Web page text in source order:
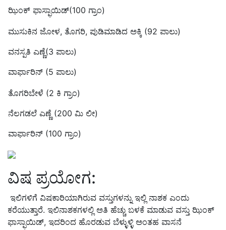
ಝಿಂಕ್ ಫಾಸ್ಫಾಯಿಡ್(100 ಗ್ರಾಂ)
ಮುಸುಕಿನ ಜೋಳ, ತೊಗರಿ, ಪುಡಿಮಾಡಿದ ಅಕ್ಕಿ (92 ಪಾಲು)
ವನಸ್ಪತಿ ಎಣ್ಣೆ(3 ಪಾಲು)
ವಾರ್ಫಾರಿನ್ (5 ಪಾಲು)
ತೊಗರಿಬೇಳೆ (2 ಕಿ ಗ್ರಾಂ)
ನೆಲಗಡಲೆ ಎಣ್ಣೆ (200 ಮಿ ಲೀ)
ವಾರ್ಫಾರಿನ್ (100 ಗ್ರಾಂ)
ವಿಷ ಪ್ರಯೋಗ:
ಇಲಿಗಳಿಗೆ ವಿಷಕಾರಿಯಾಗಿರುವ ವಸ್ತುಗಳನ್ನು ಇಲ್ಲಿ ನಾಶಕ ಎಂದು
ಕರೆಯುತ್ತಾರೆ. ಇಲಿನಾಶಕಗಳಲ್ಲಿ ಅತಿ ಹೆಚ್ಚು ಬಳಕೆ ಮಾಡುವ ವಸ್ತು ಝಿಂಕ್
ಫಾಸ್ಫಾಯಿಡ್, ಇದರಿಂದ ಹೊರಡುವ ಬೆಳ್ಳುಳ್ಳಿ ಅಂತಹ ವಾಸನೆ